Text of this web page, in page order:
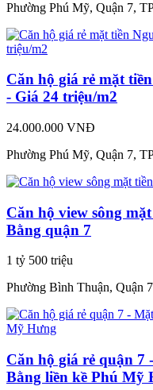
Phường Phú Mỹ, Quận 7,
Căn hộ giá rẻ mặt
- Giá 24 triệu/m2
24.000.000 VNĐ
Phường Phú Mỹ, Quận 7,
Căn hộ view sông
Bằng quận 7
1 tỷ 500 triệu
Phường Bình Thuận, Quận
Căn hộ giá rẻ quận 7
Bằng liền kề Phú Mỹ